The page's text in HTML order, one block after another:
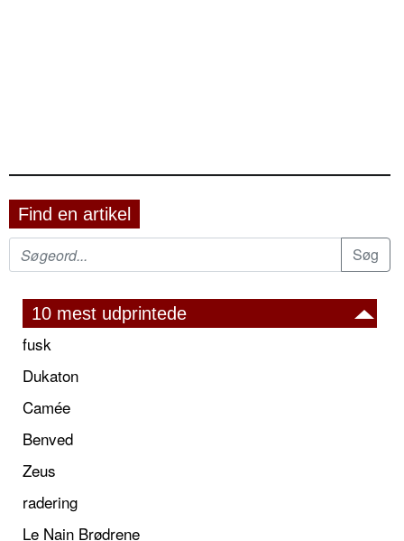
Find en artikel
10 mest udprintede
fusk
Dukaton
Camée
Benved
Zeus
radering
Le Nain Brødrene